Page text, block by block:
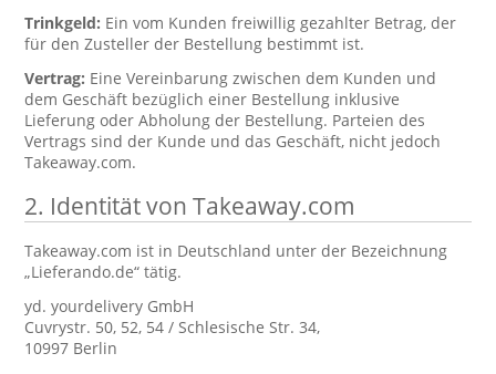
Trinkgeld: Ein vom Kunden freiwillig gezahlter Betrag, der
für den Zusteller der Bestellung bestimmt ist.
Vertrag: Eine Vereinbarung zwischen dem Kunden und
dem Geschäft bezüglich einer Bestellung inklusive
Lieferung oder Abholung der Bestellung. Parteien des
Vertrags sind der Kunde und das Geschäft, nicht jedoch
Takeaway.com.
2. Identität von Takeaway.com
Takeaway.com ist in Deutschland unter der Bezeichnung
„Lieferando.de“ tätig.
yd. yourdelivery GmbH
Cuvrystr. 50, 52, 54 / Schlesische Str. 34,
10997 Berlin